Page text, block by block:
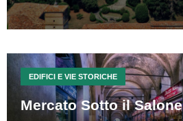
EDIFICI E VIE STORICHE
Mercato Sotto il Salone